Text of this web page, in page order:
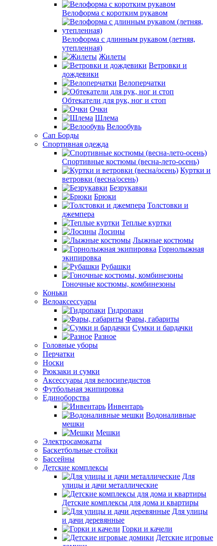
Велоформа с коротким рукавом
Велоформа с длинным рукавом (летняя,
утепленная)
Жилеты
Ветровки и
дождевики
Велоперчатки
Обтекатели для рук, ног и стоп
Очки
Шлема
Велообувь
Сап Борды
Спортивная одежда
Спортивные костюмы (весна-лето-осень)
Куртки и
ветровки (весна/осень)
Безрукавки
Брюки
Толстовки и
джемпера
Теплые куртки
Лосины
Лыжные костюмы
Горнолыжная
экипировка
Рубашки
Гоночные костюмы, комбинезоны
Коньки
Велоаксессуары
Гидропаки
Фары, габариты
Сумки и бардачки
Разное
Головные уборы
Перчатки
Носки
Рюкзаки и сумки
Аксессуары для велосипедистов
Футбольная экипировка
Единоборства
Инвентарь
Водоналивные
мешки
Мешки
Электросамокаты
Баскетбольные стойки
Бассейны
Детские комплексы
Для
улицы и дачи металлические
Детские комплексы для дома и квартиры
Для улицы
и дачи деревянные
Горки и качели
Детские игровые